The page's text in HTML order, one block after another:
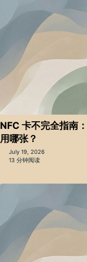
NFC 卡不完全指南
用哪张？
July 19, 2026
13 分钟阅读